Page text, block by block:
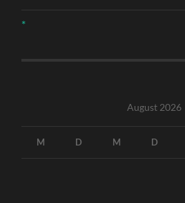
*
August 2026
M D M D